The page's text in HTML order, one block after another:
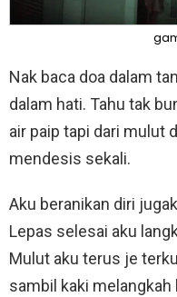
Nak baca doa dalam
dalam hati. Tahu tak
air paip tapi dari mulut
mendesis sekali.
Aku beranikan diri
Lepas selesai aku
Mulut aku terus je
sambil kaki melangkah